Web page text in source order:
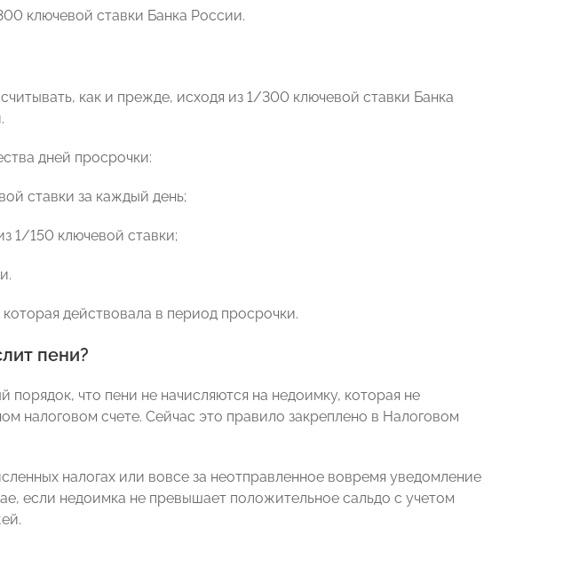
ключевой ставки Банка России.
как и прежде, исходя из 1/300 ключевой ставки Банка
дней просрочки:
ставки за каждый день;
1/150 ключевой ставки;
действовала в период просрочки.
пени?
что пени не начисляются на недоимку, которая не
налоговом счете. Сейчас это правило закреплено в Налоговом
налогах или вовсе за неотправленное вовремя уведомление
если недоимка не превышает положительное сальдо с учетом